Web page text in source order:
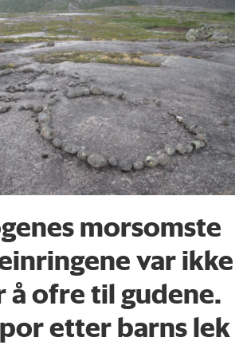
morsomste
var ikke
å ofre til gudene.
etter barns lek